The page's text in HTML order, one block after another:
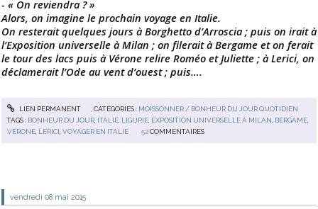
- « On reviendra ? »
Alors, on imagine le prochain voyage en Italie.
On resterait quelques jours à Borghetto d’Arroscia ; puis on irait à
l’Exposition universelle à Milan ; on filerait à Bergame et on ferait
le tour des lacs puis à Vérone relire Roméo et Juliette ; à Lerici, on
déclamerait l’Ode au vent d’ouest ; puis….
LIEN PERMANENT CATÉGORIES : MOISSONNER / BONHEUR DU JOUR QUOTIDIEN
TAGS : BONHEUR DU JOUR ITALIE LIGURIE EXPOSITION UNIVERSELLE À MILAN BERGAME
VÉRONE LERICI ,VOYAGER EN ITALIE 52 COMMENTAIRES
vendredi 08 mai 2015